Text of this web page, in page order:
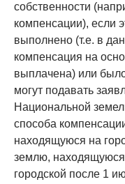
собственности
компенсации), если
выполнено (т.е. в
компенсация на
выплачена) или
могут подавать
Национальной
способа
находящуюся на
землю,
городской после 1